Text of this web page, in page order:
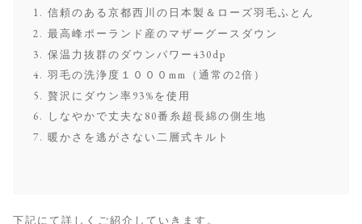
信頼のある京都西川の日本製＆ローズ羽毛ふとん
最高峰ポーランド産のマザーグースダウン
保温力抜群のダウンパワー430dp
羽毛の洗浄度１０００mm（通常の2倍）
贅沢にダウン率93%を使用
しなやかで丈夫な80番糸超長綿の側生地
暖かさを逃がさない二層式キルト
下記にて詳しくご紹介していきます。